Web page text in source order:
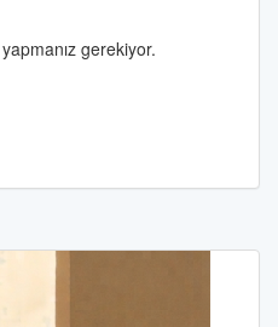
yapmanız gerekiyor.